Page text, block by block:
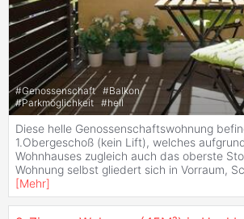
#Genossenschaft #Balkon
#Parkmöglichkeit #hell
Diese helle Genossenschaftswohnung
1.Obergeschoß (kein Lift), welches
Wohnhauses zugleich auch das oberste
Wohnung selbst gliedert sich in Vorraum,
[Mehr]